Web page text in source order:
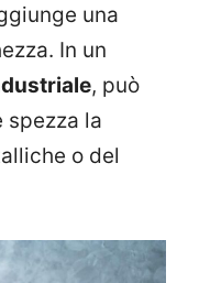
una
In un
, può
spezza la
o del